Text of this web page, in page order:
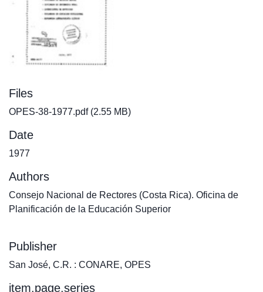
Files
OPES-38-1977.pdf(2.55 MB)
Date
1977
Authors
Consejo Nacional de Rectores (Costa Rica). Oficina de
Planificación de la Educación Superior
Publisher
San José, C.R. : CONARE, OPES
item.page.series